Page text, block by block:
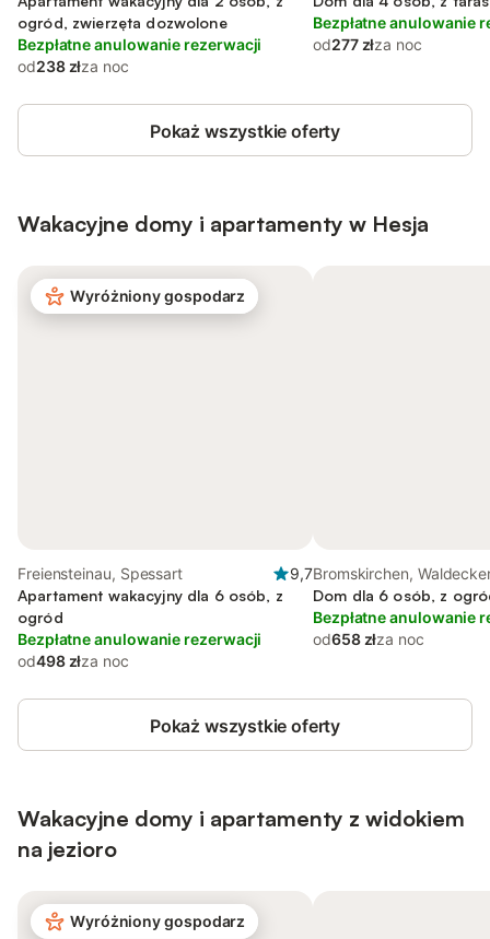
ogród, zwierzęta dozwolone
Bezpłatne anulowanie rezerwacji
od238 złza noc
Bezpłatne anulowanie
od277 złza noc
Pokaż wszystkie oferty
Wakacyjne domy i apartamenty w Hesja
Wyróżniony gospodarz
Freiensteinau, Spessart
9,7
Apartament wakacyjny dla 6 osób, z
ogród
Bezpłatne anulowanie rezerwacji
od498 złza noc
Bromskirchen,
Dom dla 6 osób, z
Bezpłatne anulowanie
od658 złza noc
Pokaż wszystkie oferty
Wakacyjne domy i apartamenty z widokiem
na jezioro
Wyróżniony gospodarz